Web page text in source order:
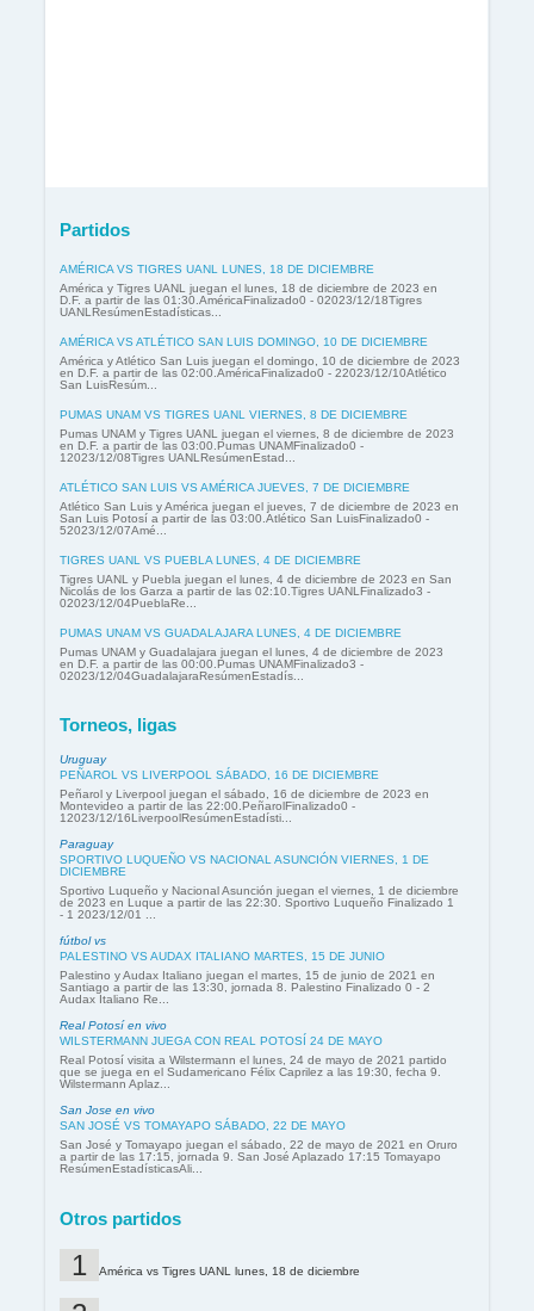
Partidos
AMÉRICA VS TIGRES UANL LUNES, 18 DE DICIEMBRE
América y Tigres UANL juegan el lunes, 18 de diciembre de 2023 en
D.F. a partir de las 01:30.AméricaFinalizado0 - 02023/12/18Tigres
UANLResúmenEstadísticas...
AMÉRICA VS ATLÉTICO SAN LUIS DOMINGO, 10 DE DICIEMBRE
América y Atlético San Luis juegan el domingo, 10 de diciembre de 2023
en D.F. a partir de las 02:00.AméricaFinalizado0 - 22023/12/10Atlético
San LuisResúm...
PUMAS UNAM VS TIGRES UANL VIERNES, 8 DE DICIEMBRE
Pumas UNAM y Tigres UANL juegan el viernes, 8 de diciembre de 2023
en D.F. a partir de las 03:00.Pumas UNAMFinalizado0 -
12023/12/08Tigres UANLResúmenEstad...
ATLÉTICO SAN LUIS VS AMÉRICA JUEVES, 7 DE DICIEMBRE
Atlético San Luis y América juegan el jueves, 7 de diciembre de 2023 en
San Luis Potosí a partir de las 03:00.Atlético San LuisFinalizado0 -
52023/12/07Amé...
TIGRES UANL VS PUEBLA LUNES, 4 DE DICIEMBRE
Tigres UANL y Puebla juegan el lunes, 4 de diciembre de 2023 en San
Nicolás de los Garza a partir de las 02:10.Tigres UANLFinalizado3 -
02023/12/04PueblaRe...
PUMAS UNAM VS GUADALAJARA LUNES, 4 DE DICIEMBRE
Pumas UNAM y Guadalajara juegan el lunes, 4 de diciembre de 2023
en D.F. a partir de las 00:00.Pumas UNAMFinalizado3 -
02023/12/04GuadalajaraResúmenEstadís...
Torneos, ligas
Uruguay
PEÑAROL VS LIVERPOOL SÁBADO, 16 DE DICIEMBRE
Peñarol y Liverpool juegan el sábado, 16 de diciembre de 2023 en
Montevideo a partir de las 22:00.PeñarolFinalizado0 -
12023/12/16LiverpoolResúmenEstadísti...
Paraguay
SPORTIVO LUQUEÑO VS NACIONAL ASUNCIÓN VIERNES, 1 DE
DICIEMBRE
Sportivo Luqueño y Nacional Asunción juegan el viernes, 1 de diciembre
de 2023 en Luque a partir de las 22:30. Sportivo Luqueño Finalizado 1
- 1 2023/12/01 ...
fútbol vs
PALESTINO VS AUDAX ITALIANO MARTES, 15 DE JUNIO
Palestino y Audax Italiano juegan el martes, 15 de junio de 2021 en
Santiago a partir de las 13:30, jornada 8. Palestino Finalizado 0 - 2
Audax Italiano Re...
Real Potosí en vivo
WILSTERMANN JUEGA CON REAL POTOSÍ 24 DE MAYO
Real Potosí visita a Wilstermann el lunes, 24 de mayo de 2021 partido
que se juega en el Sudamericano Félix Caprilez a las 19:30, fecha 9.
Wilstermann Aplaz...
San Jose en vivo
SAN JOSÉ VS TOMAYAPO SÁBADO, 22 DE MAYO
San José y Tomayapo juegan el sábado, 22 de mayo de 2021 en Oruro
a partir de las 17:15, jornada 9. San José Aplazado 17:15 Tomayapo
ResúmenEstadísticasAli...
Otros partidos
América vs Tigres UANL lunes, 18 de diciembre